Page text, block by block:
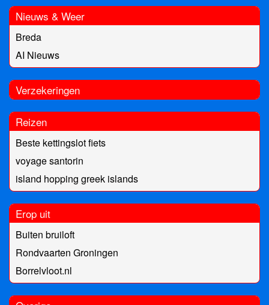
Nieuws & Weer
Breda
AI Nieuws
Verzekeringen
Reizen
Beste kettingslot fiets
voyage santorin
island hopping greek islands
Erop uit
Buiten bruiloft
Rondvaarten Groningen
Borrelvloot.nl